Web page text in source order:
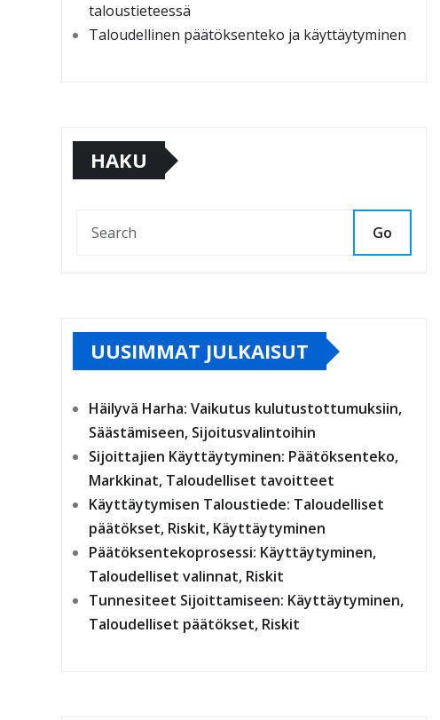
taloustieteessä
Taloudellinen päätöksenteko ja käyttäytyminen
HAKU
Go
UUSIMMAT JULKAISUT
Häilyvä Harha: Vaikutus kulutustottumuksiin,
Säästämiseen, Sijoitusvalintoihin
Sijoittajien Käyttäytyminen: Päätöksenteko,
Markkinat, Taloudelliset tavoitteet
Käyttäytymisen Taloustiede: Taloudelliset
päätökset, Riskit, Käyttäytyminen
Päätöksentekoprosessi: Käyttäytyminen,
Taloudelliset valinnat, Riskit
Tunnesiteet Sijoittamiseen: Käyttäytyminen,
Taloudelliset päätökset, Riskit